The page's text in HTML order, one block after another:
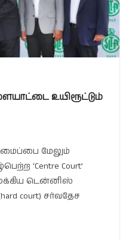
உயிரூட்டும்
மேலும்
‘Centre Court’
டென்னிஸ்
court) சர்வதேச